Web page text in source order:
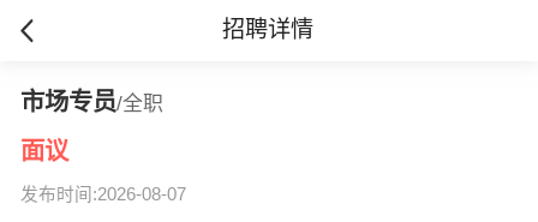
招聘详情
市场专员/全职
面议
发布时间:2026-08-07